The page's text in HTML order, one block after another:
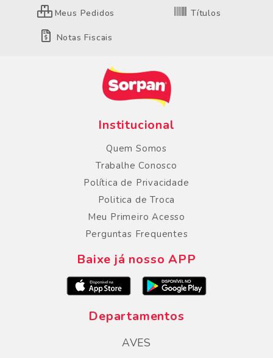
Meus Pedidos Títulos
Notas Fiscais
Institucional
Quem Somos
Trabalhe Conosco
Política de Privacidade
Politica de Troca
Meu Primeiro Acesso
Perguntas Frequentes
Baixe já nosso APP
Departamentos
AVES